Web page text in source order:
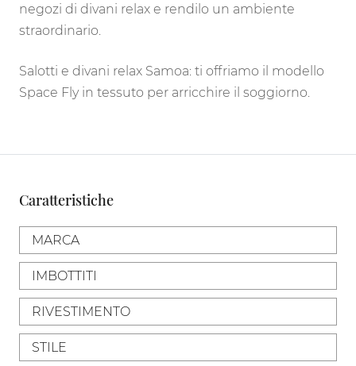
Salotti e divani relax Samoa: ti offriamo il modello
Space Fly in tessuto per arricchire il soggiorno.
negozi di divani relax e rendilo un ambiente
straordinario.
Caratteristiche
MARCA
IMBOTTITI
RIVESTIMENTO
STILE